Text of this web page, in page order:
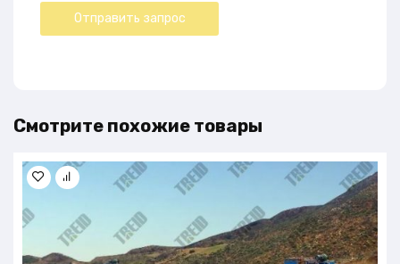
Смотрите похожие товары